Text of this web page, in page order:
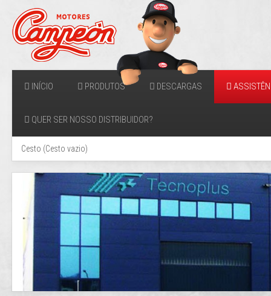
INÍCIO PRODUTOS DESCARGAS
QUER SER NOSSO DISTRIBUIDOR?
Cesto (Cesto vazio)